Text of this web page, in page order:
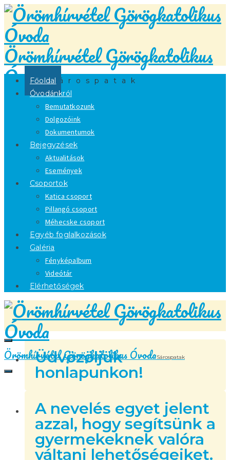
Örömhírvétel Görögkatolikus
ÓvodaSárospatak
Főoldal
Óvodánkról
Bemutatkozunk
Dolgozóink
Dokumentumok
Bejegyzések
Aktualitások
Események
Csoportok
Katica csoport
Pillangó csoport
Méhecske csoport
Egyéb foglalkozások
Galéria
Fényképalbum
Videótár
Elérhetőségek
Örömhírvétel Görögkatolikus ÓvodaSárospatak
Üdvözöljük
honlapunkon!
A nevelés egyet jelent
azzal, hogy segítsünk a
gyermekeknek valóra
váltani lehetőségeiket.